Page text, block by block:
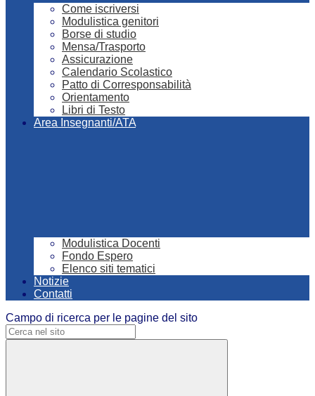
Come iscriversi
Modulistica genitori
Borse di studio
Mensa/Trasporto
Assicurazione
Calendario Scolastico
Patto di Corresponsabilità
Orientamento
Libri di Testo
Area Insegnanti/ATA
Modulistica Docenti
Fondo Espero
Elenco siti tematici
Notizie
Contatti
Campo di ricerca per le pagine del sito